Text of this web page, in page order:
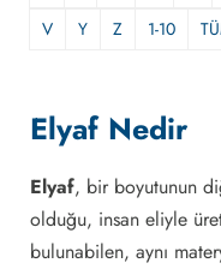
V
Y Z 1-10
Elyaf Nedir
Elyaf, bir boyutunun
olduğu, insan eliyle
bulunabilen, aynı